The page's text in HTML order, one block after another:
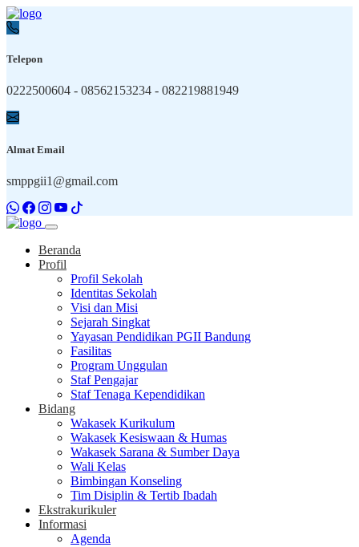
Telepon
0222500604 - 08562153234 - 082219881949
Almat Email
smppgii1@gmail.com
Beranda
Profil
Profil Sekolah
Identitas Sekolah
Visi dan Misi
Sejarah Singkat
Yayasan Pendidikan PGII Bandung
Fasilitas
Program Unggulan
Staf Pengajar
Staf Tenaga Kependidikan
Bidang
Wakasek Kurikulum
Wakasek Kesiswaan & Humas
Wakasek Sarana & Sumber Daya
Wali Kelas
Bimbingan Konseling
Tim Disiplin & Tertib Ibadah
Ekstrakurikuler
Informasi
Agenda